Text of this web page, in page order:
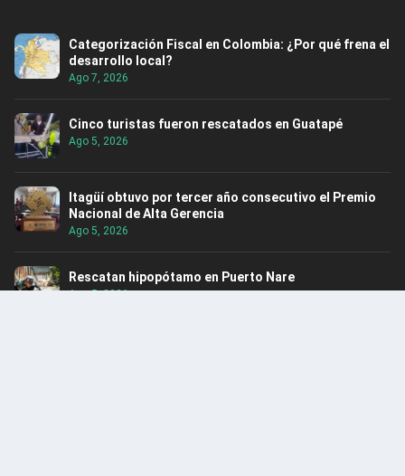
Categorización Fiscal en Colombia: ¿Por qué frena el
desarrollo local?
Ago 7, 2026
Cinco turistas fueron rescatados en Guatapé
Ago 5, 2026
Itagüí obtuvo por tercer año consecutivo el Premio
Nacional de Alta Gerencia
Ago 5, 2026
Rescatan hipopótamo en Puerto Nare
Ago 5, 2026